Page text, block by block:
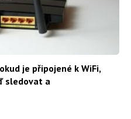
je připojené k WiFi,
sledovat a